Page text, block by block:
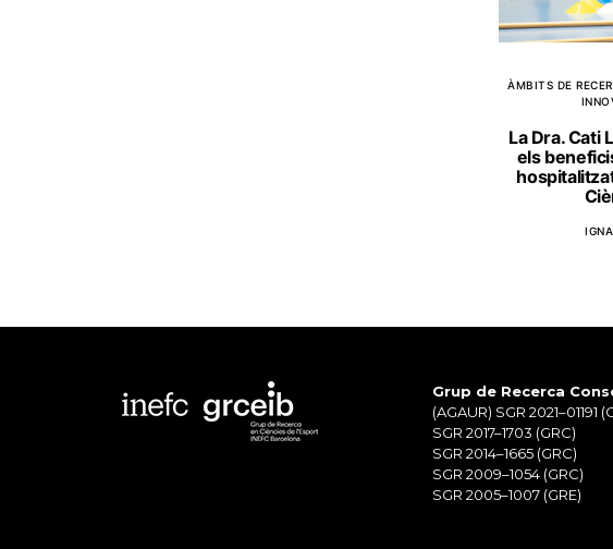
ÀMBITS DE
La Dra. Cati
els
Grup de Recerca
(AGAUR) SGR 2021–01191
SGR 2017–1703 (GRC)
SGR 2014–1665 (GRC)
SGR 2009–1054 (GRC)
SGR 2005–1007 (GRE)